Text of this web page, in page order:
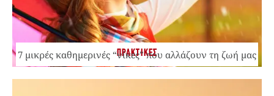
ΠΡΑΚΤΙΚΕΣ
7 μικρές καθημερινές “νίκες” που αλλάζουν τη ζωή μας